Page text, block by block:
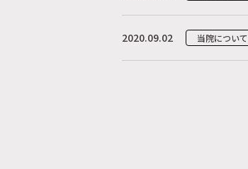
2020.09.02 当院について